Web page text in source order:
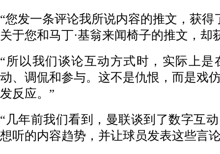
“您发一条评论我所说内容的推文，获得
关于您和马丁·基翁来闻椅子的推文，却
“所以我们谈论互动方式时，实际上是
动、调侃和参与。这不是仇恨，而是戏
发反应。”
“几年前我们看到，曼联谈到了数字互
想听的内容趋势，并让球员发表这些言